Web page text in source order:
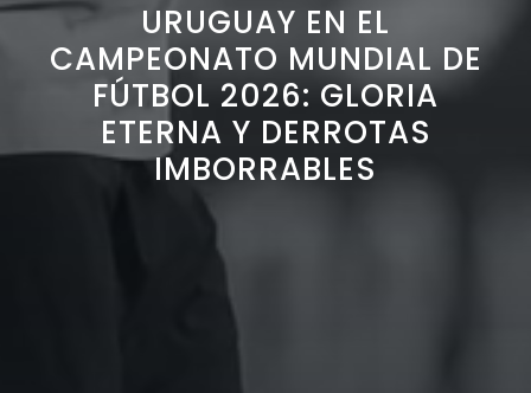
URUGUAY EN EL
CAMPEONATO MUNDIAL DE
FÚTBOL 2026: GLORIA
ETERNA Y DERROTAS
IMBORRABLES